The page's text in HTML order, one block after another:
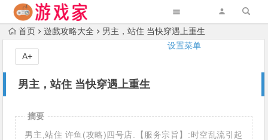
设置菜单
首页 遊戲攻略大全 男主，站住 当快穿遇上重生
男主，站住 当快穿遇上重生
A+
摘要
男主,站住 许鱼(攻略)四号店.【服务宗旨】:时空乱流引起